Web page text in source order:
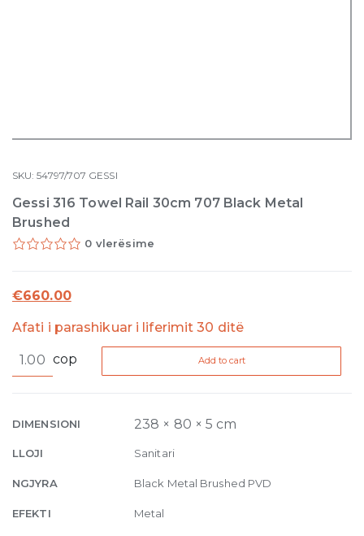
SKU:54797/707 GESSI
Gessi 316 Towel Rail 30cm 707 Black Metal
Brushed
0 vlerësime
€660.00
Afati i parashikuar i liferimit 30 ditë
316
30cm
Black
Metal
quantity
cop Add to cart
DIMENSIONI 238 × 80 × 5 cm
LLOJI Sanitari
NGJYRA Black Metal Brushed PVD
EFEKTI Metal